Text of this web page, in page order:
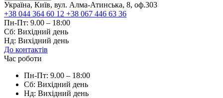
Україна, Київ, вул. Алма-Атинська, 8, оф.303
+38 044 364 60 12 +38 067 446 63 36
Пн-Пт: 9.00 – 18:00
Сб: Вихідний день
Нд: Вихідний день
До контактів
Час роботи
Пн-Пт: 9.00 – 18:00
Сб: Вихідний день
Нд: Вихідний день